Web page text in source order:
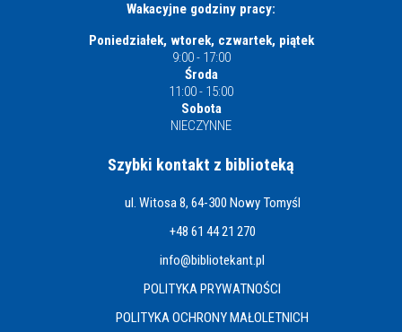
Wakacyjne godziny pracy:
Poniedziałek, wtorek, czwartek, piątek
9:00 - 17:00
Środa
11:00 - 15:00
Sobota
NIECZYNNE
Szybki kontakt z biblioteką
ul. Witosa 8, 64-300 Nowy Tomyśl
+48 61 44 21 270
info@bibliotekant.pl
POLITYKA PRYWATNOŚCI
POLITYKA OCHRONY MAŁOLETNICH